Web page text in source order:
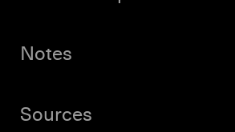
Notes
Sources